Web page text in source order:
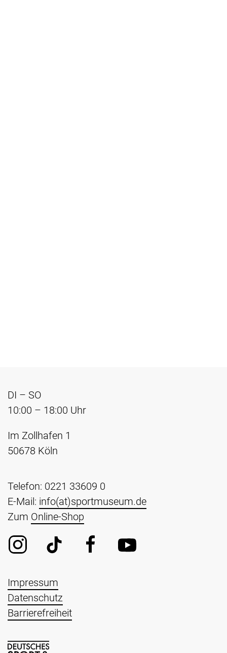
DI – SO
10:00 – 18:00 Uhr
Im Zollhafen 1
50678 Köln
Telefon: 0221 33609 0
E-Mail: info(at)sportmuseum.de
Zum Online-Shop
Impressum
Datenschutz
Barrierefreiheit